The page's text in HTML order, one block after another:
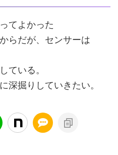
てよかった
らだが、センサーは
ている。
深掘りしていきたい。